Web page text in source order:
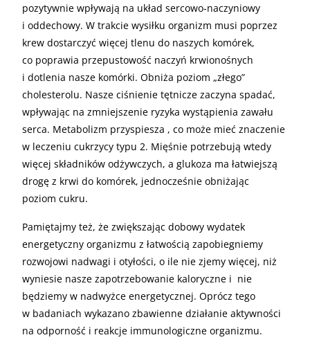
pozytywnie wpływają na układ sercowo-naczyniowy
i oddechowy. W trakcie wysiłku organizm musi poprzez
krew dostarczyć więcej tlenu do naszych komórek,
co poprawia przepustowość naczyń krwionośnych
i dotlenia nasze komórki. Obniża poziom „złego”
cholesterolu. Nasze ciśnienie tętnicze zaczyna spadać,
wpływając na zmniejszenie ryzyka wystąpienia zawału
serca. Metabolizm przyspiesza , co może mieć znaczenie
w leczeniu cukrzycy typu 2. Mięśnie potrzebują wtedy
więcej składników odżywczych, a glukoza ma łatwiejszą
drogę z krwi do komórek, jednocześnie obniżając
poziom cukru.
Pamiętajmy też, że zwiększając dobowy wydatek
energetyczny organizmu z łatwością zapobiegniemy
rozwojowi nadwagi i otyłości, o ile nie zjemy więcej, niż
wyniesie nasze zapotrzebowanie kaloryczne i nie
będziemy w nadwyżce energetycznej. Oprócz tego
w badaniach wykazano zbawienne działanie aktywności
na odporność i reakcje immunologiczne organizmu.